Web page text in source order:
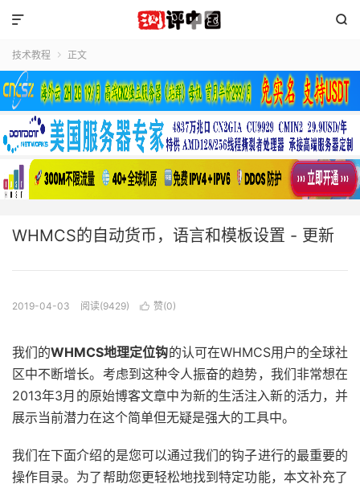


技术教程  正文
WHMCS的自动货币，语言和模板设置 - 更新
2019-04-03 阅读(9429)  赞(0)
我们的WHMCS地理定位钩的认可在WHMCS用户的全球社
区中不断增长。考虑到这种令人振奋的趋势，我们非常想在
2013年3月的原始博客文章中为新的生活注入新的活力，并
展示当前潜力在这个简单但无疑是强大的工具中。
我们在下面介绍的是您可以通过我们的钩子进行的最重要的
操作目录。为了帮助您更轻松地找到特定功能，本文补充了